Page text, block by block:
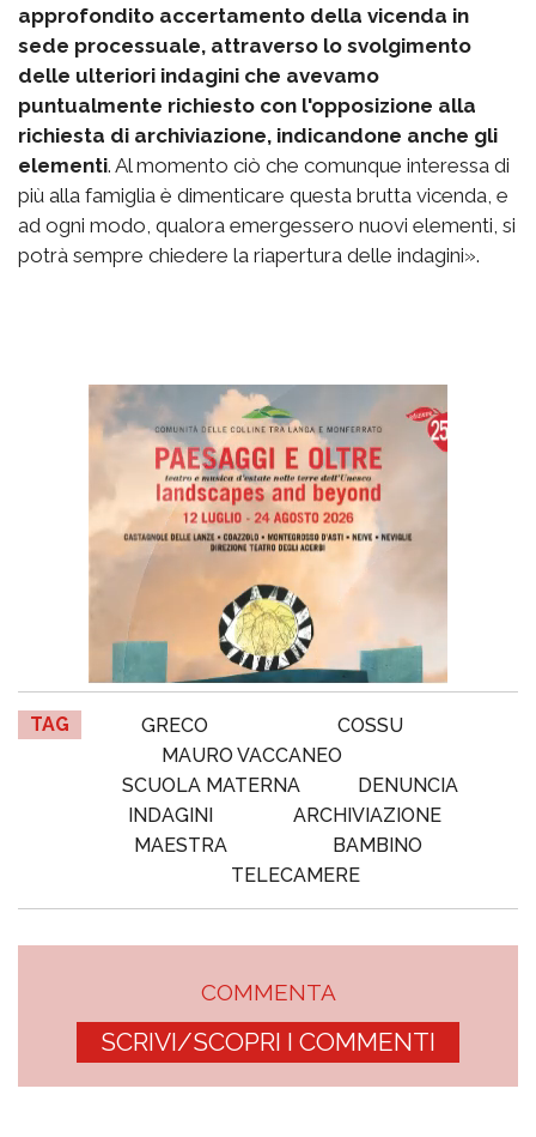
approfondito accertamento della vicenda in
sede processuale, attraverso lo svolgimento
delle ulteriori indagini che avevamo
puntualmente richiesto con l'opposizione alla
richiesta di archiviazione, indicandone anche gli
elementi. Al momento ciò che comunque interessa di
più alla famiglia è dimenticare questa brutta vicenda, e
ad ogni modo, qualora emergessero nuovi elementi, si
potrà sempre chiedere la riapertura delle indagini».
TAG GRECO
COSSU
MAURO VACCANEO
SCUOLA MATERNA
DENUNCIA
INDAGINI
ARCHIVIAZIONE
MAESTRA
BAMBINO
TELECAMERE
COMMENTA
SCRIVI/SCOPRI I COMMENTI